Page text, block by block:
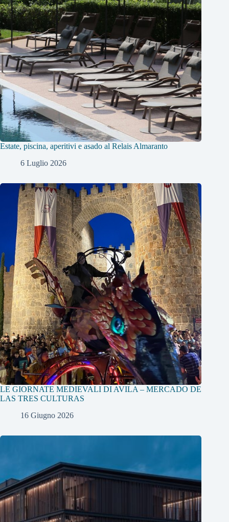
Estate, piscina, aperitivi e asado al Relais Almaranto
6 Luglio 2026
LE GIORNATE MEDIEVALI DI AVILA – MERCADO DE
LAS TRES CULTURAS
16 Giugno 2026